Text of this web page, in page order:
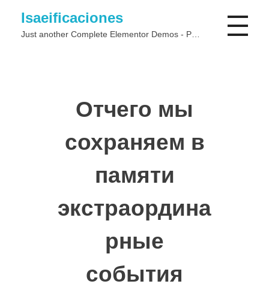
Isaeificaciones
Отчего мы
сохраняем в
памяти
экстраордина
рные
события